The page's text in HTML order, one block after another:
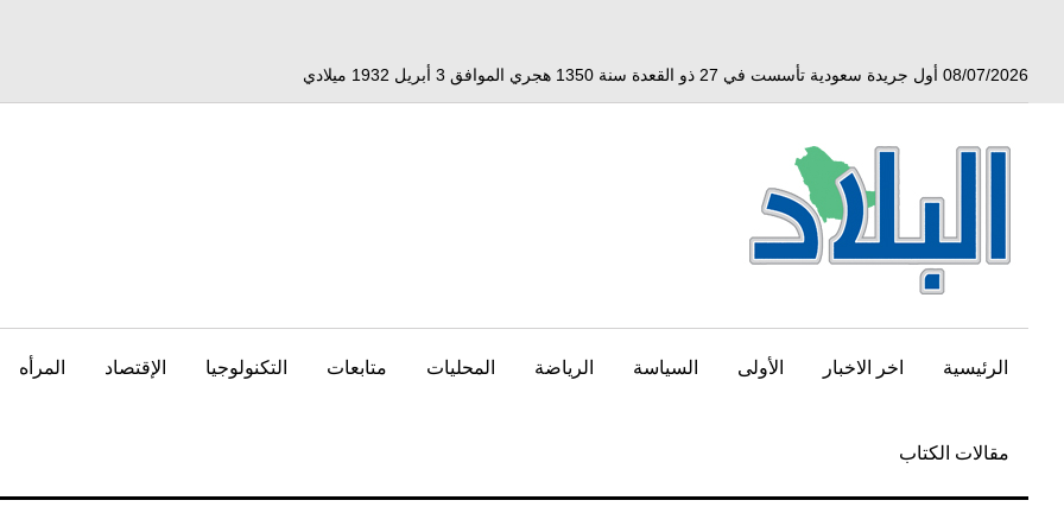
08/07/2026 أول جريدة سعودية تأسست في 27 ذو القعدة سنة 1350 هجري الموافق 3 أبريل 1932 ميلادي
الرئيسية اخر الاخبار الأولى السياسة الرياضة المحليات متابعات التكنولوجيا الإقتصاد المرأه
مقالات الكتاب